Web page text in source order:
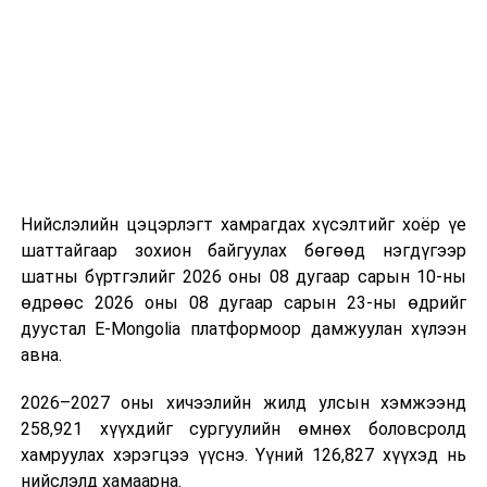
арилжааны банкнаас авчээ. Газрын тосны
бүтээгдэхүүний агуулахын барилга угсралтын ажлын
гүйцэтгэл 95 хувьтай байгаа бөгөөд 2026 оны
наймдугаар сарын 20-ны дотор бүрэн дуусгаж,
ашиглалтад оруулах гэж байна. Эдгээр агуулах
ашиглалтад орсноор Улаанбаатар хотын АИ-92-ийн
Ерөнхий сайд тус агуулахыг ашиглалтад хүлээн
авахад зөвшөөрлийн саад бэрхшээл учруулахгүй
байхыг холбогдох албаныханд үүрэг болгов.
Нийслэлийн цэцэрлэгт хамрагдах хүсэлтийг хоёр үе
шаттайгаар зохион байгуулах бөгөөд нэгдүгээр
шатны бүртгэлийг 2026 оны 08 дугаар сарын 10-ны
өдрөөс 2026 оны 08 дугаар сарын 23-ны өдрийг
дуустал E-Mongolia платформоор дамжуулан хүлээн
авна.
2026–2027 оны хичээлийн жилд улсын хэмжээнд
258,921 хүүхдийг сургуулийн өмнөх боловсролд
хамруулах хэрэгцээ үүснэ. Үүний 126,827 хүүхэд нь
нийслэлд хамаарна.